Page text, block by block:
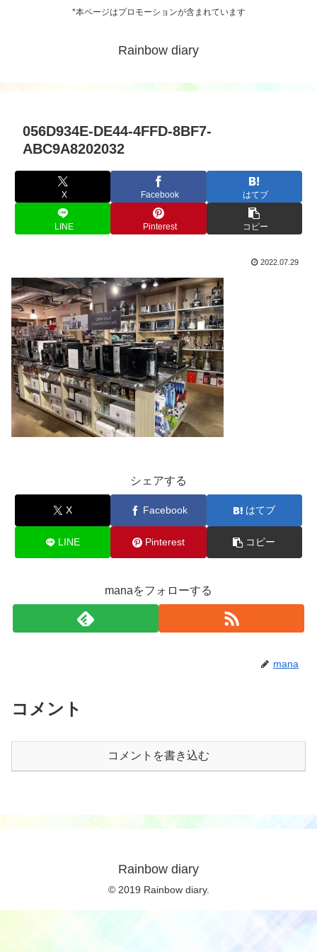
*本ページはプロモーションが含まれています
Rainbow diary
056D934E-DE44-4FFD-8BF7-
ABC9A8202032
X Facebook はてブ
LINE Pinterest コピー
2022.07.29
シェアする
X Facebook はてブ
LINE Pinterest コピー
manaをフォローする
mana
コメント
コメントを書き込む
Rainbow diary
© 2019 Rainbow diary.